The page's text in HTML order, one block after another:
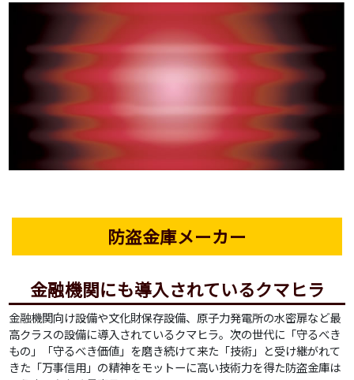
防盗金庫メーカー
金融機関にも導入されているクマヒラ
金融機関向け設備や文化財保存設備、原子力発電所の水密扉など最
高クラスの設備に導入されているクマヒラ。次の世代に「守るべき
もの」「守るべき価値」を磨き続けて来た「技術」と受け継がれて
きた「万事信用」の精神をモットーに高い技術力を得た防盗金庫は